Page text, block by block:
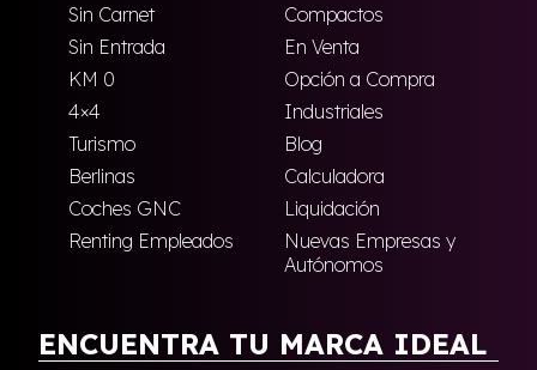
Sin Carnet
Compactos
Sin Entrada
En Venta
KM 0
Opción a Compra
4×4
Industriales
Turismo
Blog
Berlinas
Calculadora
Coches GNC
Liquidación
Renting Empleados
Nuevas Empresas y
Autónomos
ENCUENTRA TU MARCA IDEAL